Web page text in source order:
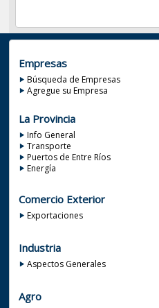
Empresas
Búsqueda de Empresas
Agregue su Empresa
La Provincia
Info General
Transporte
Puertos de Entre Ríos
Energía
Comercio Exterior
Exportaciones
Industria
Aspectos Generales
Agro